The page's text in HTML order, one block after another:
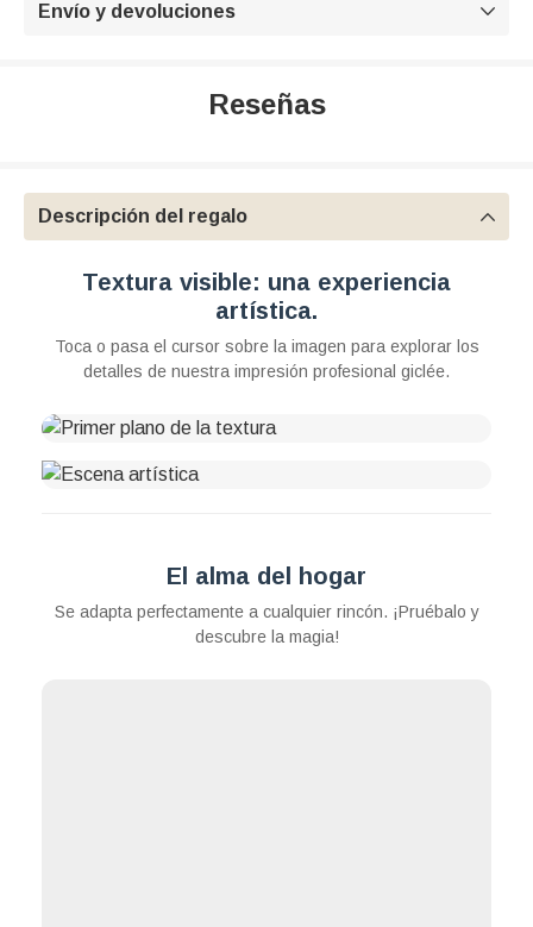
Envío y devoluciones 
Reseñas
Descripción del regalo 
Textura visible: una experiencia
artística.
Toca o pasa el cursor sobre la imagen para explorar los
detalles de nuestra impresión profesional giclée.
El alma del hogar
Se adapta perfectamente a cualquier rincón. ¡Pruébalo y
descubre la magia!